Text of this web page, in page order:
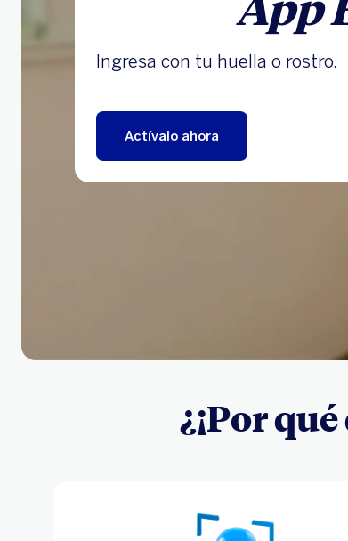
Ingresa con tu huella o rostro.
Actívalo ahora
¿¡Por